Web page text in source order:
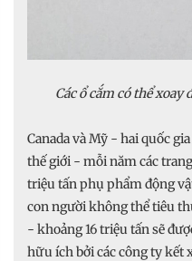
Các ổ cắm có thể xoay
Canada và Mỹ - hai quốc
thế giới - mỗi năm các
triệu tấn phụ phẩm động
con người không thể tiêu
- khoảng 16 triệu tấn sẽ
hữu ích bởi các công ty kết